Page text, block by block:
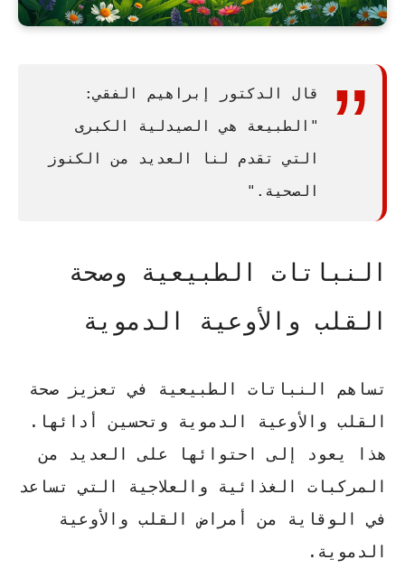
قال الدكتور إبراهيم الفقي:
"الطبيعة هي الصيدلية الكبرى
التي تقدم لنا العديد من الكنوز
الصحية."
النباتات الطبيعية وصحة
القلب والأوعية الدموية
تساهم النباتات الطبيعية في تعزيز صحة
القلب والأوعية الدموية وتحسين أدائها.
هذا يعود إلى احتوائها على العديد من
المركبات الغذائية والعلاجية التي تساعد
في الوقاية من أمراض القلب والأوعية
الدموية.